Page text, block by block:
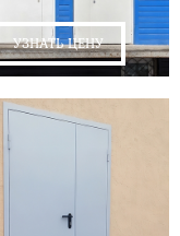
УЗНАТЬ ЦЕНУ